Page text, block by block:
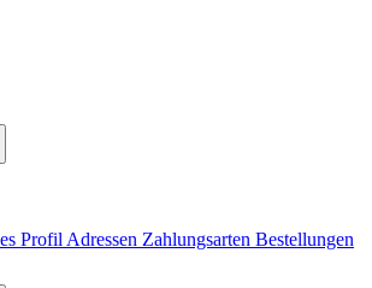
Profil Adressen Zahlungsarten Bestellungen